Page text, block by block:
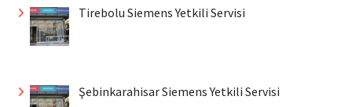
Tirebolu Siemens Yetkili Servisi
Şebinkarahisar Siemens Yetkili Servisi